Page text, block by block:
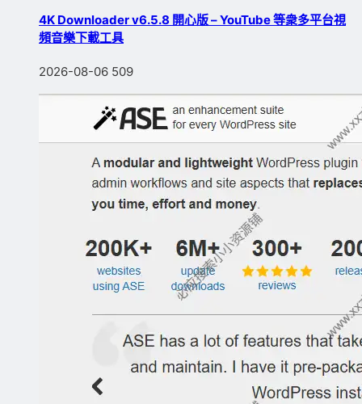
4K Downloader v6.5.8 開心版 – YouTube 等衆多平台視
頻音樂下載工具
2026-08-06 509